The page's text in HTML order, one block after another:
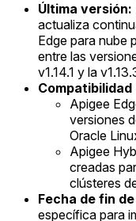
Última versión:
actualiza
Edge para nube
entre las
v1.14.1 y la
Apigee
versiones
Oracle
Apigee
creadas
clústeres
Fecha de fin
específica para